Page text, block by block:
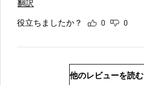
翻訳
役立ちましたか？ 0 0
他のレビューを読む